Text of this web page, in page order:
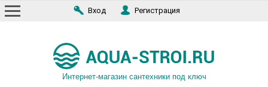
Вход Регистрация
Интернет-магазин сантехники под ключ